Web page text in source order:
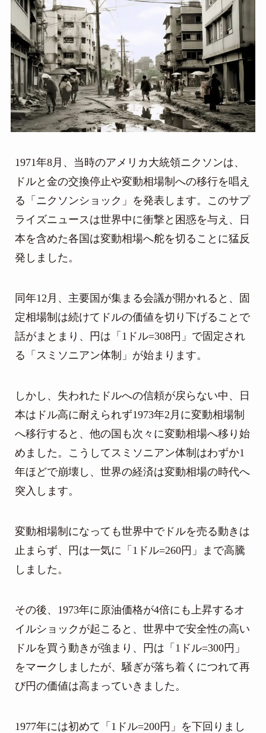
1971年8月、当時のアメリカ大統領ニクソンは、
ドルと金の交換停止や変動相場制への移行を唱え
る「ニクソンショック」を発表します。このサプ
ライズニュースは世界中に衝撃と困惑を与え、日
本を含めた各国は変動相場へ舵を切ることに猛反
発しました。
同年12月、主要国が集まる会議が開かれると、固
定相場制は続けてドルの価値を切り下げることで
話がまとまり、円は「1ドル=308円」で固定され
る「スミソニアン体制」が始まります。
しかし、失われたドルへの信頼が戻らない中、日
本はドル高に耐えられず1973年2月に変動相場制
へ移行すると、他の国も次々に変動相場へ移り始
めました。こうしてスミソニアン体制はわずか1
年ほどで崩壊し、世界の経済は変動相場の時代へ
突入します。
変動相場制になっても世界中でドルを売る動きは
止まらず、円は一気に「1ドル=260円」まで高騰
しました。
その後、1973年に原油価格が4倍にも上昇するオ
イルショックが起こると、世界中で安全性の高い
ドルを買う動きが強まり、円は「1ドル=300円」
をマークしましたが、騒ぎが落ち着くにつれて再
び円の価値は高まっていきました。
1977年には初めて「1ドル=200円」を下回りまし